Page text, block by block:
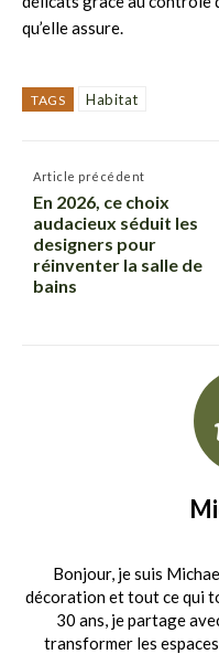
qu’elle assure.
TAGS Habitat
Article précédent
En 2026, ce choix
audacieux séduit les
designers pour
réinventer la salle de
bains
Bonjour, je suis
décoration et tout ce qui
30 ans, je partage
transformer les